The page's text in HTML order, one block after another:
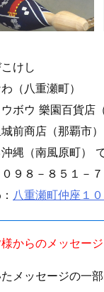
けし
わ（八重瀬町）
ボウ 樂園百貨店
前商店（那覇市）
沖縄（南風原町）
９８－８５１－
八重瀬町仲座１
からのメッセー
メッセージの一
（月
曜